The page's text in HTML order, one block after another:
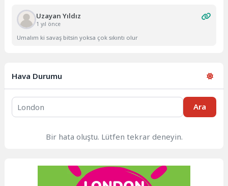
Uzayan Yıldız
1 yıl önce
Umalım ki savaş bitsin yoksa çok sıkıntı olur
Hava Durumu
Ara
Bir hata oluştu. Lütfen tekrar deneyin.